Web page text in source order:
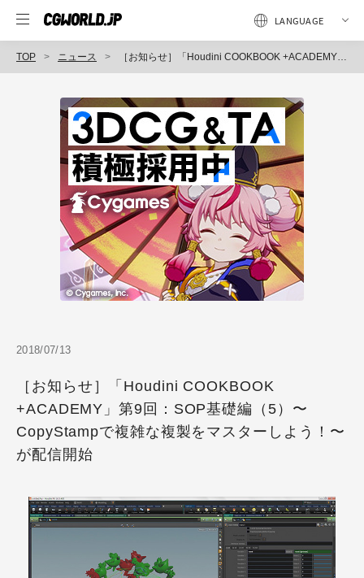
TOP ニュース ［お知らせ］「Houdini COOKBOOK +ACADEMY」第9回：SOP基礎編（5）〜CopyStampで複雑な複製をマスターしよう！〜が配信開始
2018/07/13
［お知らせ］「Houdini COOKBOOK
+ACADEMY」第9回：SOP基礎編（5）〜
CopyStampで複雑な複製をマスターしよう！〜
が配信開始